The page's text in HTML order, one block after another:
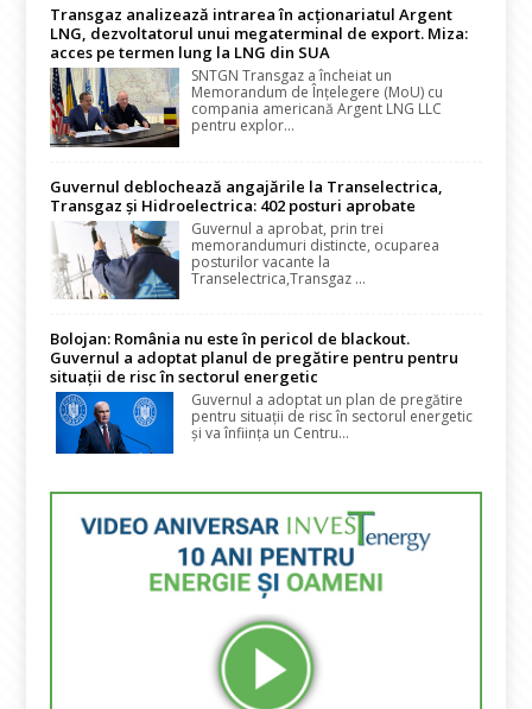
Transgaz analizează intrarea în acționariatul Argent
LNG, dezvoltatorul unui megaterminal de export. Miza:
acces pe termen lung la LNG din SUA
SNTGN Transgaz a încheiat un
Memorandum de Înțelegere (MoU) cu
compania americană Argent LNG LLC
pentru explor...
Guvernul deblochează angajările la Transelectrica,
Transgaz și Hidroelectrica: 402 posturi aprobate
Guvernul a aprobat, prin trei
memorandumuri distincte, ocuparea
posturilor vacante la
Transelectrica,Transgaz ...
Bolojan: România nu este în pericol de blackout.
Guvernul a adoptat planul de pregătire pentru pentru
situații de risc în sectorul energetic
Guvernul a adoptat un plan de pregătire
pentru situații de risc în sectorul energetic
și va înființa un Centru...